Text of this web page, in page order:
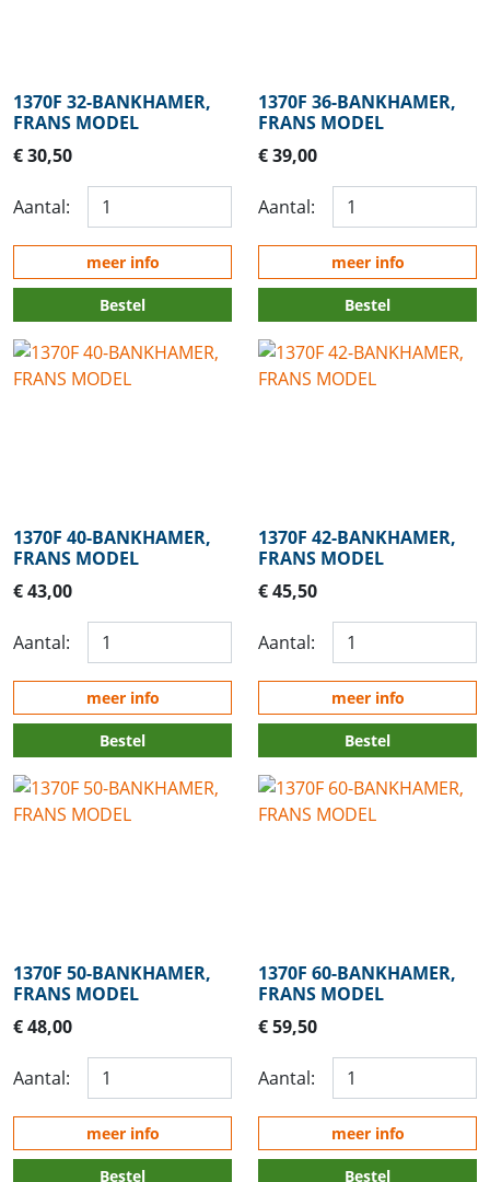
1370F 32-BANKHAMER,
FRANS MODEL
€ 30,50
Aantal:
meer info
Bestel
1370F 36-BANKHAMER,
FRANS MODEL
€ 39,00
Aantal:
meer info
Bestel
1370F 40-BANKHAMER,
FRANS MODEL
€ 43,00
Aantal:
meer info
Bestel
1370F 42-BANKHAMER,
FRANS MODEL
€ 45,50
Aantal:
meer info
Bestel
1370F 50-BANKHAMER,
FRANS MODEL
€ 48,00
Aantal:
meer info
Bestel
1370F 60-BANKHAMER,
FRANS MODEL
€ 59,50
Aantal:
meer info
Bestel